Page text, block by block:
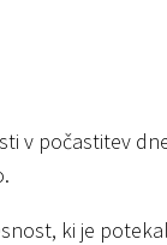
v počastitev
ki je